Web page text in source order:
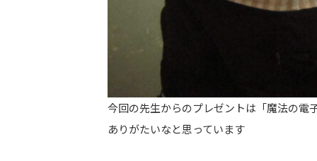
今回の先生からのプレゼントは「魔法の
ありがたいなと思っています